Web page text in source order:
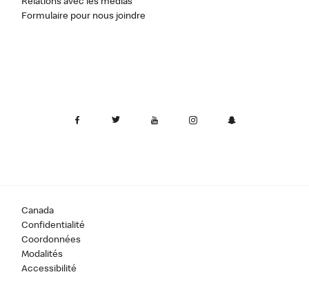
Formulaire pour nous joindre
Canada
Confidentialité
Coordonnées
Modalités
Accessibilité